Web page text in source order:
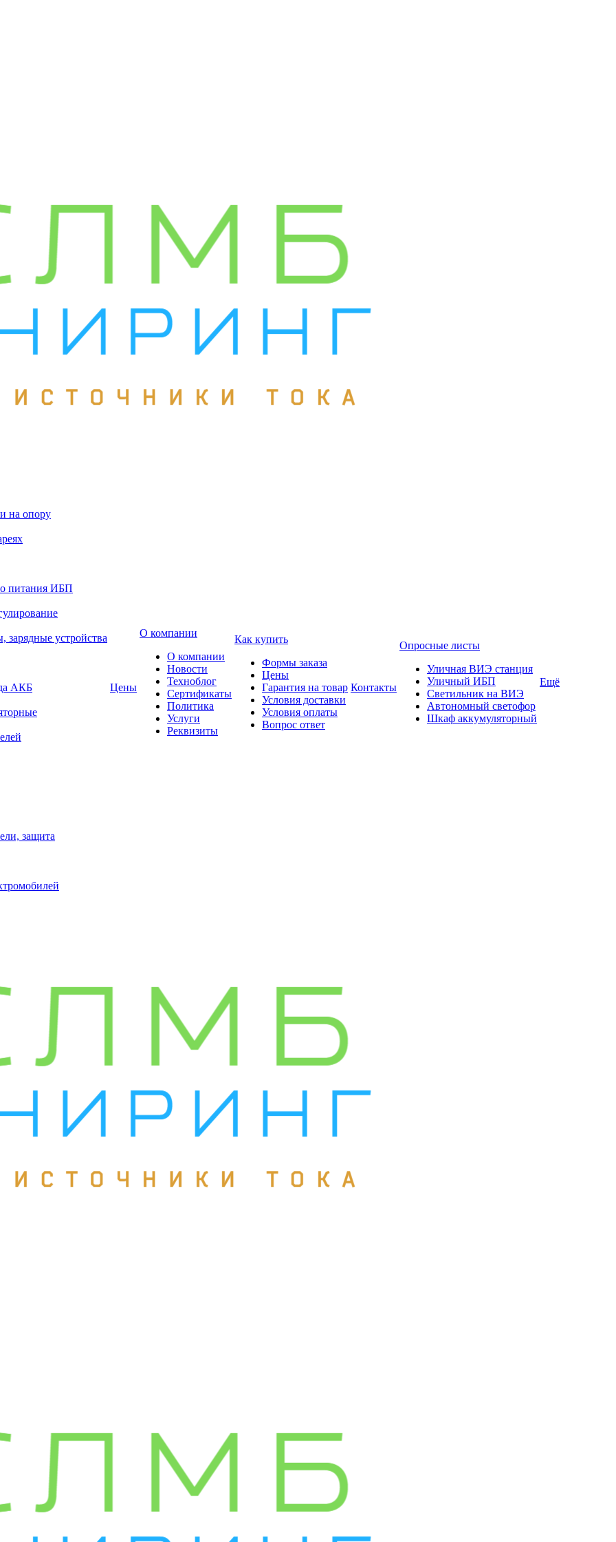
на опору
питания ИБП
зарядные устройства
АКБ
защита
Цены
О компании
О компании
Новости
Техноблог
Сертификаты
Политика
Услуги
Реквизиты
Как купить
Формы заказа
Цены
Гарантия на товар
Условия доставки
Условия оплаты
Вопрос ответ
Контакты
Опросные листы
Уличная ВИЭ станция
Уличный ИБП
Светильник на ВИЭ
Автономный светофор
Шкаф аккумуляторный
Ещё